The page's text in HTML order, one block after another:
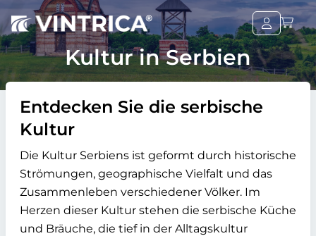
Kultur in Serbien
Entdecken Sie die serbische
Kultur
Die Kultur Serbiens ist geformt durch historische
Strömungen, geographische Vielfalt und das
Zusammenleben verschiedener Völker. Im
Herzen dieser Kultur stehen die serbische Küche
und Bräuche, die tief in der Alltagskultur